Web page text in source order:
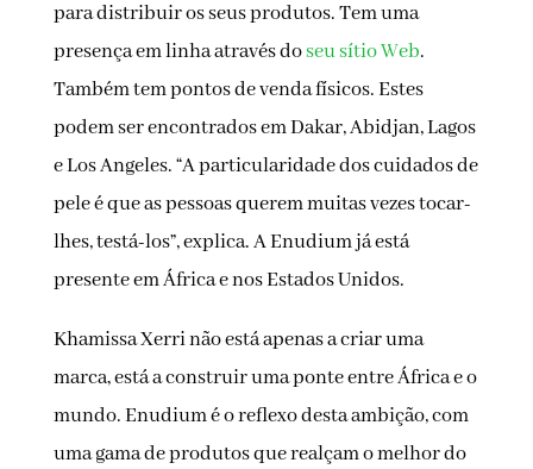
para distribuir os seus produtos. Tem uma
presença em linha através doseu sítio Web.
Também tem pontos de venda físicos. Estes
podem ser encontrados em Dakar, Abidjan, Lagos
e Los Angeles. “A particularidade dos cuidados de
pele é que as pessoas querem muitas vezes tocar-
lhes, testá-los”, explica. A Enudium já está
presente em África e nos Estados Unidos.
Khamissa Xerri não está apenas a criar uma
marca, está a construir uma ponte entre África e o
mundo. Enudium é o reflexo desta ambição, com
uma gama de produtos que realçam o melhor do